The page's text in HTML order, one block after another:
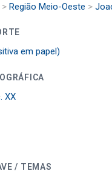
Região Meio-Oeste >
em papel)
XX
/ TEMAS